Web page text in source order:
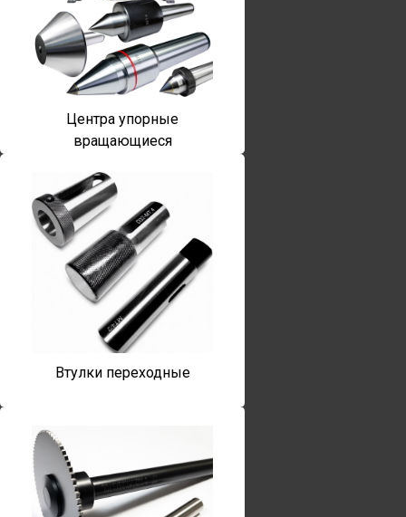
Центра упорные
вращающиеся
Втулки переходные